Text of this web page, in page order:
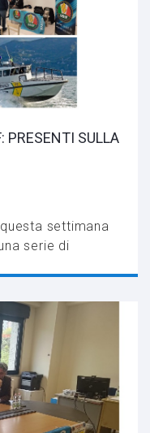
PRESENTI SULLA
settimana
serie di